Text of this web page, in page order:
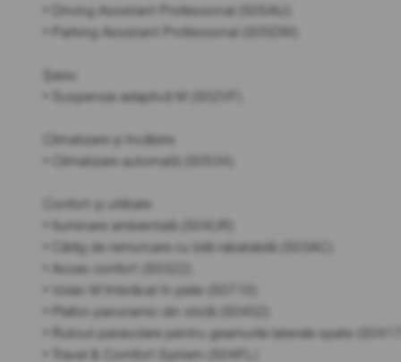
• Driving Assistant Professional (S05AU)
• Parking Assistant Professional (S05DW)
Șasiu
• Suspensie adaptivă M (S02VF)
Climatizare și încălzire
• Climatizare automată (S0534)
Confort și utilitate
• Iluminare ambientală (S04UR)
• Cârlig de remorcare cu bilă rabatabilă (S03AC)
• Acces confort (S0322)
• Volan M îmbrăcat în piele (S0710)
• Plafon panoramic din sticlă (S0402)
• Rulouri parasolare pentru geamurile laterale spate
• Travel & Comfort System (S04FL)